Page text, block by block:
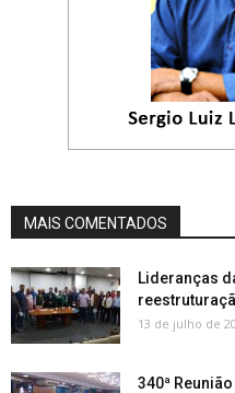
MAIS COMENTADOS
Lideranças
13 de julho de
340ª